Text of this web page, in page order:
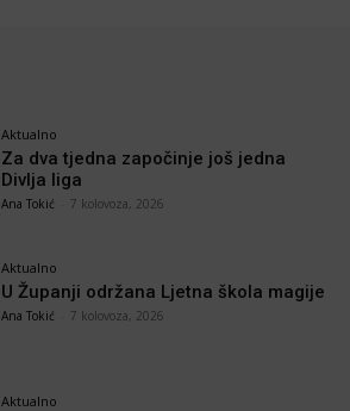
Aktualno
Za dva tjedna započinje još jedna
Divlja liga
Ana Tokić 7 kolovoza, 2026
Aktualno
U Županji održana Ljetna škola magije
Ana Tokić 7 kolovoza, 2026
Aktualno